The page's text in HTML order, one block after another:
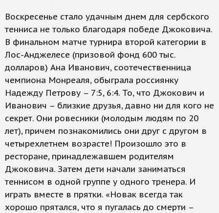
Воскресенье стало удачным днем для сербского
тенниса не только благодаря победе Джоковича.
В финальном матче турнира второй категории в
Лос-Анджелесе (призовой фонд 600 тыс.
долларов) Ана Иванович, соотечественница
чемпиона Монреаля, обыграла россиянку
Надежду Петрову – 7:5, 6:4. То, что Джокович и
Иванович – близкие друзья, давно ни для кого не
секрет. Они ровесники (молодым людям по 20
лет), причем познакомились они друг с другом в
четырехлетнем возрасте! Произошло это в
ресторане, принадлежавшем родителям
Джоковича. Затем дети начали заниматься
теннисом в одной группе у одного тренера. И
играть вместе в прятки. «Новак всегда так
хорошо прятался, что я пугалась до смерти –